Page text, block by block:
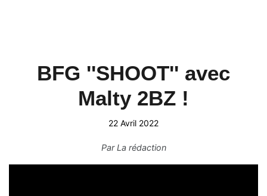
BFG ''SHOOT'' avec
Malty 2BZ !
22 Avril 2022
ParLa rédaction